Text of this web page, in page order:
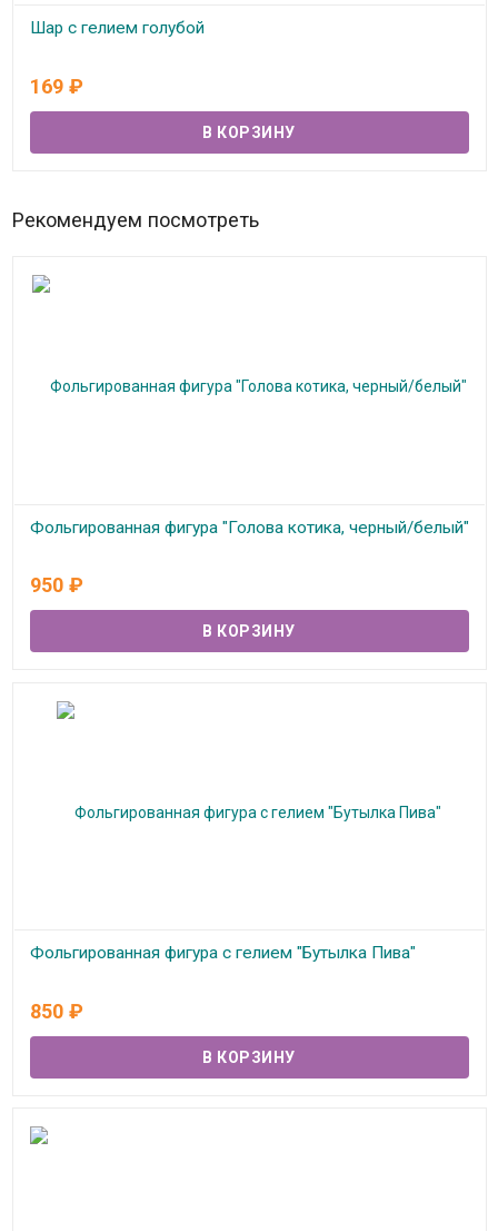
Шар с гелием голубой
169 ₽
Рекомендуем посмотреть
Фольгированная фигура "Голова котика, черный/белый"
950 ₽
Фольгированная фигура с гелием "Бутылка Пива"
850 ₽